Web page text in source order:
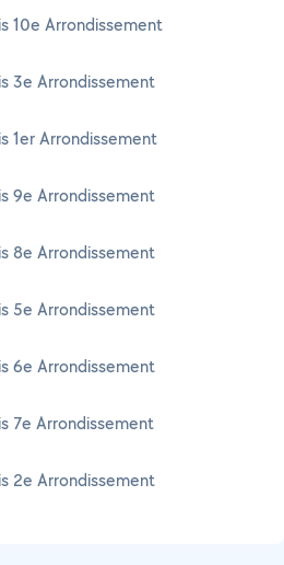
10e Arrondissement
3e Arrondissement
1er Arrondissement
9e Arrondissement
8e Arrondissement
5e Arrondissement
6e Arrondissement
7e Arrondissement
2e Arrondissement